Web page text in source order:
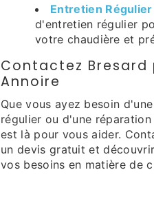
Entretien Régulier
d'entretien régulier
votre chaudière et
Contactez Bresard
Annoire
Que vous ayez besoin
régulier ou d'une
est là pour vous aider.
un devis gratuit et
vos besoins en matière de